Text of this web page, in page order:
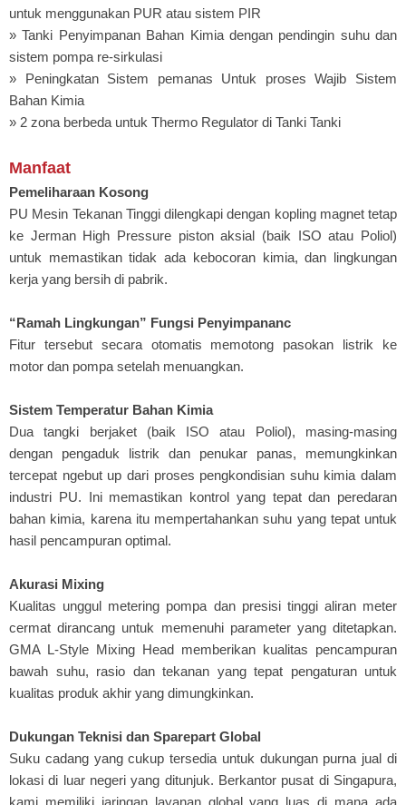
untuk menggunakan PUR atau sistem PIR
» Tanki Penyimpanan Bahan Kimia dengan pendingin suhu dan
sistem pompa re-sirkulasi
» Peningkatan Sistem pemanas Untuk proses Wajib Sistem
Bahan Kimia
» 2 zona berbeda untuk Thermo Regulator di Tanki Tanki
Manfaat
Pemeliharaan Kosong
PU Mesin Tekanan Tinggi dilengkapi dengan kopling magnet tetap
ke Jerman High Pressure piston aksial (baik ISO atau Poliol)
untuk memastikan tidak ada kebocoran kimia, dan lingkungan
kerja yang bersih di pabrik.
“Ramah Lingkungan” Fungsi Penyimpananc
Fitur tersebut secara otomatis memotong pasokan listrik ke
motor dan pompa setelah menuangkan.
Sistem Temperatur Bahan Kimia
Dua tangki berjaket (baik ISO atau Poliol), masing-masing
dengan pengaduk listrik dan penukar panas, memungkinkan
tercepat ngebut up dari proses pengkondisian suhu kimia dalam
industri PU. Ini memastikan kontrol yang tepat dan peredaran
bahan kimia, karena itu mempertahankan suhu yang tepat untuk
hasil pencampuran optimal.
Akurasi Mixing
Kualitas unggul metering pompa dan presisi tinggi aliran meter
cermat dirancang untuk memenuhi parameter yang ditetapkan.
GMA L-Style Mixing Head memberikan kualitas pencampuran
bawah suhu, rasio dan tekanan yang tepat pengaturan untuk
kualitas produk akhir yang dimungkinkan.
Dukungan Teknisi dan Sparepart Global
Suku cadang yang cukup tersedia untuk dukungan purna jual di
lokasi di luar negeri yang ditunjuk. Berkantor pusat di Singapura,
kami memiliki jaringan layanan global yang luas di mana ada